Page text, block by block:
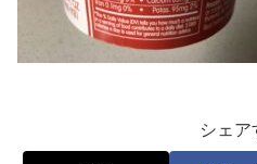
シェア